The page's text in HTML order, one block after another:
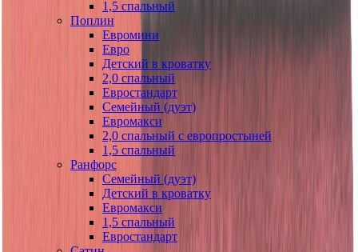
1,5 спальный
Поплин
Евромини
Евро
Детский в кроватку
2,0 спальный
Евростандарт
Семейный (дуэт)
Евромакси
2,0 спальный с европростыней
1,5 спальный
Ранфорс
Семейный (дуэт)
Детский в кроватку
Евромакси
1,5 спальный
Евростандарт